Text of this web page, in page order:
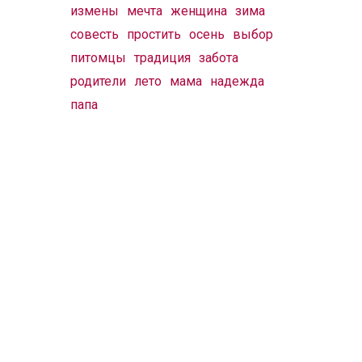
измены мечта женщина зима
совесть
простить осень
выбор
питомцы традиция забота
родители лето мама надежда
папа